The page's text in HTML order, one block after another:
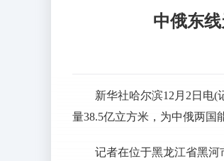
中俄东
新华社哈尔滨12月2日电
量38.5亿立方米，为中俄两国
记者在位于黑龙江省黑